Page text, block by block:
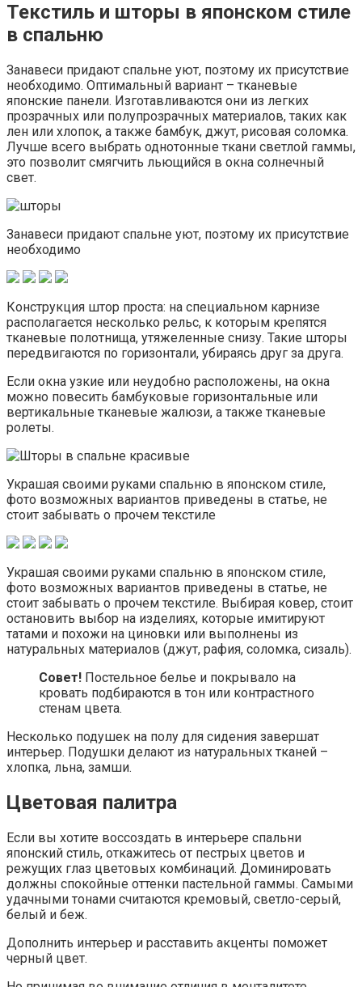
Текстиль и шторы в японском стиле
в спальню
Занавеси придают спальне уют, поэтому их присутствие
необходимо. Оптимальный вариант – тканевые
японские панели. Изготавливаются они из легких
прозрачных или полупрозрачных материалов, таких как
лен или хлопок, а также бамбук, джут, рисовая соломка.
Лучше всего выбрать однотонные ткани светлой гаммы,
это позволит смягчить льющийся в окна солнечный
свет.
Занавеси придают спальне уют, поэтому их присутствие
необходимо
Конструкция штор проста: на специальном карнизе
располагается несколько рельс, к которым крепятся
тканевые полотнища, утяжеленные снизу. Такие шторы
передвигаются по горизонтали, убираясь друг за друга.
Если окна узкие или неудобно расположены, на окна
можно повесить бамбуковые горизонтальные или
вертикальные тканевые жалюзи, а также тканевые
ролеты.
Украшая своими руками спальню в японском стиле,
фото возможных вариантов приведены в статье, не
стоит забывать о прочем текстиле
Украшая своими руками спальню в японском стиле,
фото возможных вариантов приведены в статье, не
стоит забывать о прочем текстиле. Выбирая ковер, стоит
остановить выбор на изделиях, которые имитируют
татами и похожи на циновки или выполнены из
натуральных материалов (джут, рафия, соломка, сизаль).
Совет! Постельное белье и покрывало на
кровать подбираются в тон или контрастного
стенам цвета.
Несколько подушек на полу для сидения завершат
интерьер. Подушки делают из натуральных тканей –
хлопка, льна, замши.
Цветовая палитра
Если вы хотите воссоздать в интерьере спальни
японский стиль, откажитесь от пестрых цветов и
режущих глаз цветовых комбинаций. Доминировать
должны спокойные оттенки пастельной гаммы. Самыми
удачными тонами считаются кремовый, светло-серый,
белый и беж.
Дополнить интерьер и расставить акценты поможет
черный цвет.